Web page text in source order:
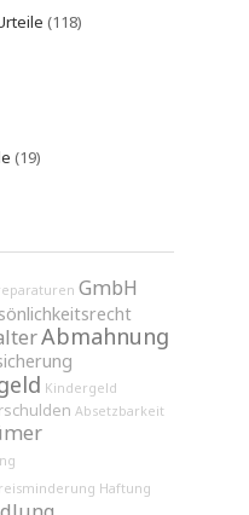
(118)
(19)
GmbH
Abmahnung
Kindergeld
Absetzbarkeit
Haftung